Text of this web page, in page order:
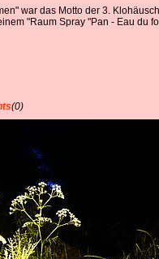
war das Motto der 3.
"Raum Spray "Pan - Eau du
(0)